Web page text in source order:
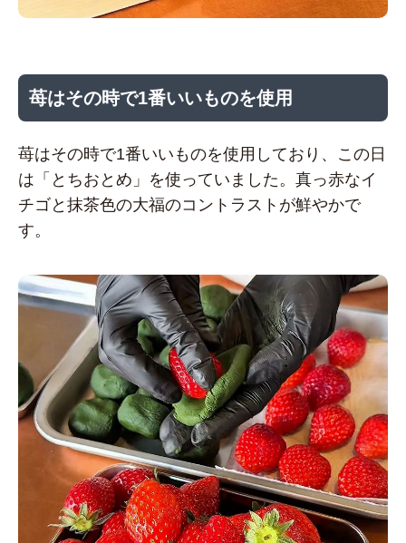
苺はその時で1番いいものを使用
苺はその時で1番いいものを使用しており、この日
は「とちおとめ」を使っていました。真っ赤なイ
チゴと抹茶色の大福のコントラストが鮮やかで
す。